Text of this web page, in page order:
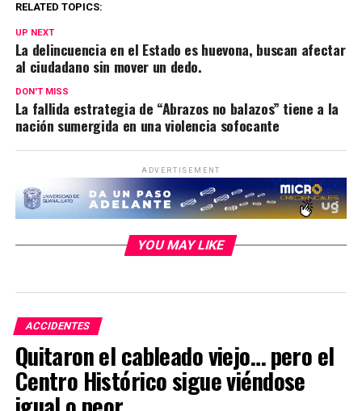
RELATED TOPICS:
UP NEXT
La delincuencia en el Estado es huevona, buscan afectar
al ciudadano sin mover un dedo.
DON'T MISS
La fallida estrategia de “Abrazos no balazos” tiene a la
nación sumergida en una violencia sofocante
ADVERTISEMENT
YOU MAY LIKE
ACCIDENTES
Quitaron el cableado viejo… pero el
Centro Histórico sigue viéndose